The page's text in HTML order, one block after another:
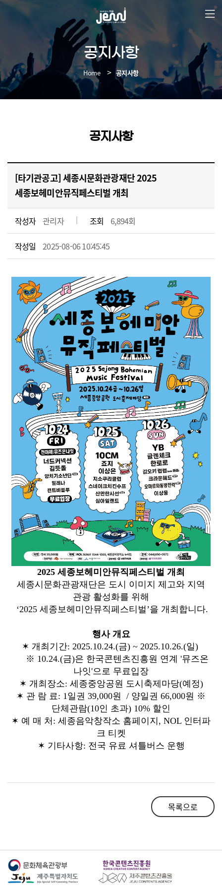
본
공지사항
Home 공지사항
공지사항
[타기관공고] 세종시문화관광재단 2025
세종보헤미안뮤직페스티벌 개최
작성자 관리자 조회 6,894회
작성일 2025-08-06 10:45:45
2025 세종보헤미안뮤직페스티벌 개최
세종시문화관광재단은 도시 이미지 제고와 지역
관광 활성화를 위해
‘2025 세종보헤미안뮤직페스티벌’을 개최합니다.
행사 개요
✶ 개최기간: 2025.10.24.(금) ~ 2025.10.26.(일)
※ 10.24.(금)은 한국콘텐츠진흥원 연계 '뮤즈온
나잇'으로 무료입장
✶ 개최장소: 세종중앙공원 도시축제마당(예정)
✶ 관 람 료: 1일권 39,000원 / 양일권 66,000원 ※
단체관람(10인 초과) 10% 할인
✶ 예 매 처: 세종음악창작소 홈페이지, NOL 인터파
크 티켓
✶ 기타사항: 전국 유료 셔틀버스 운행
목록으로